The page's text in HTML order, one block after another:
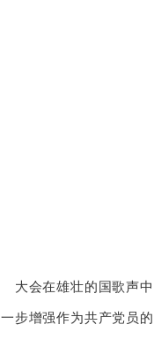
大会在雄壮的国歌声
一步增强作为共产党员